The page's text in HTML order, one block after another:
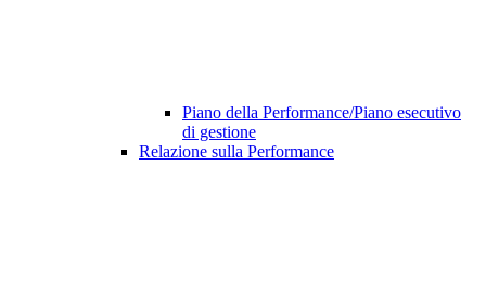
Piano della Performance/Piano esecutivo
di gestione
Relazione sulla Performance